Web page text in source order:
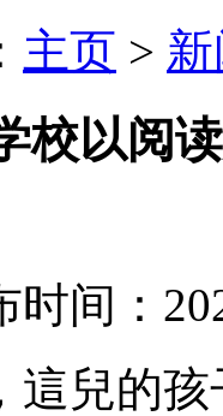
主页 >
校以阅
时间：
這兒的